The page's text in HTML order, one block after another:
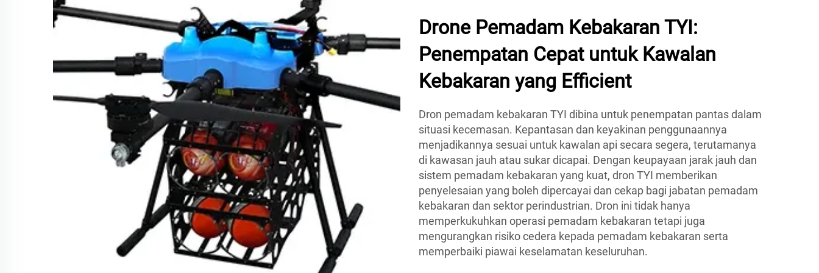
Drone Pemadam Kebakaran TYI:
Penempatan Cepat untuk Kawalan
Kebakaran yang Efficient
Dron pemadam kebakaran TYI dibina untuk penempatan pantas dalam
situasi kecemasan. Kepantasan dan keyakinan penggunaannya
menjadikannya sesuai untuk kawalan api secara segera, terutamanya
di kawasan jauh atau sukar dicapai. Dengan keupayaan jarak jauh dan
sistem pemadam kebakaran yang kuat, dron TYI memberikan
penyelesaian yang boleh dipercayai dan cekap bagi jabatan pemadam
kebakaran dan sektor perindustrian. Dron ini tidak hanya
memperkukuhkan operasi pemadam kebakaran tetapi juga
mengurangkan risiko cedera kepada pemadam kebakaran serta
memperbaiki piawai keselamatan keseluruhan.